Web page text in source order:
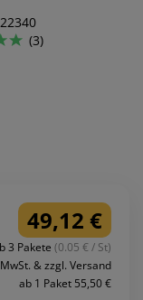
(3)
49,12 €
3 Pakete (0.05 € / St)
& zzgl. Versand
ab 1 Paket 55,50 €